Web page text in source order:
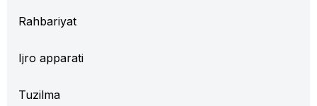
Rahbariyat
Ijro apparati
Tuzilma